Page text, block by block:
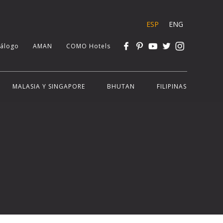
ESP ENG
AMAN COMO Hotels
MALASIA Y SINGAPORE BHUTAN FILIPINAS